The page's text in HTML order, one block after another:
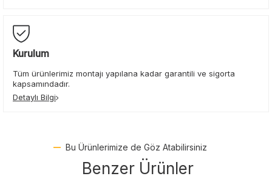
Kurulum
Tüm ürünlerimiz montajı yapılana kadar garantili ve sigorta
kapsamındadır.
Detaylı Bilgi
Bu Ürünlerimize de Göz Atabilirsiniz
Benzer Ürünler